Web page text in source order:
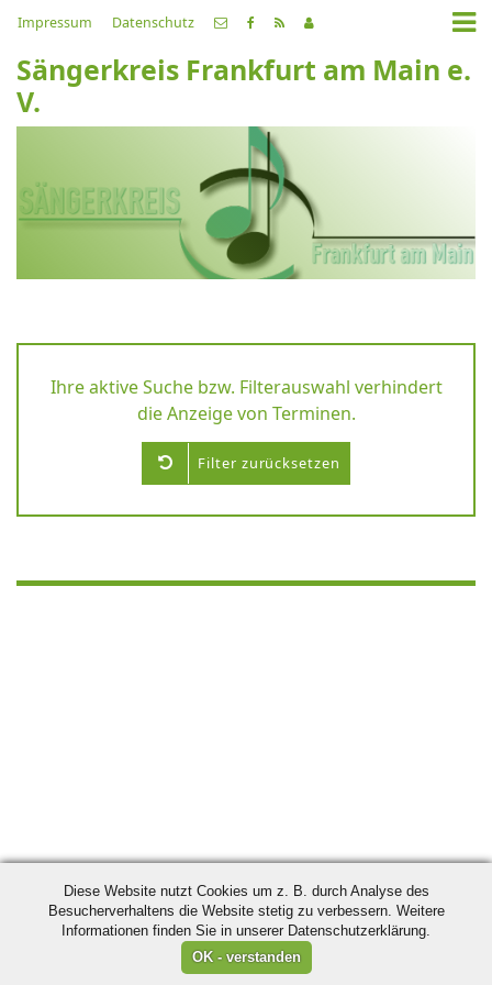
Impressum Datenschutz
Sängerkreis Frankfurt am Main e.
V.
Ihre aktive Suche bzw. Filterauswahl verhindert
die Anzeige von Terminen.
Filter zurücksetzen
Diese Website nutzt Cookies um z. B. durch Analyse des
Besucherverhaltens die Website stetig zu verbessern. Weitere
Informationen finden Sie in unserer Datenschutzerklärung.